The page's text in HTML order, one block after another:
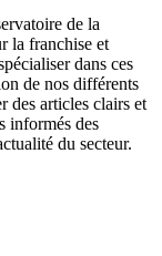
de la
la franchise et
dans ces
de nos différents
des articles clairs et
informés des
du secteur.